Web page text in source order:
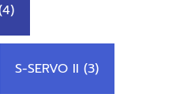
S-SERVO II (3)